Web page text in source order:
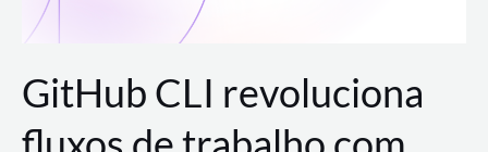
GitHub CLI revoluciona